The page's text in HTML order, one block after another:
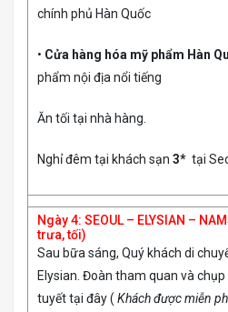
chính phủ Hàn Quốc
• Cửa hàng hóa mỹ phẩm Hàn
phẩm nội địa nổi tiếng
Ăn tối tại nhà hàng.
Nghỉ đêm tại khách sạn 3* tại
Ngày 4: SEOUL – ELYSIAN –
trưa, tối)
Sau bữa sáng, Quý khách di
Elysian. Đoàn tham quan và
tuyết tại đây ( Khách được miễn